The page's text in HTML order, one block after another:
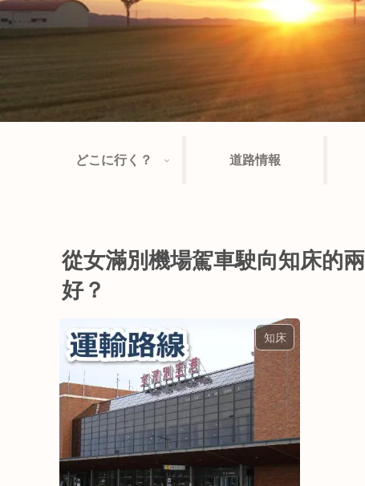
どこに行く？ 道路情報
從女滿別機場駕車駛向知床的
好？
知床